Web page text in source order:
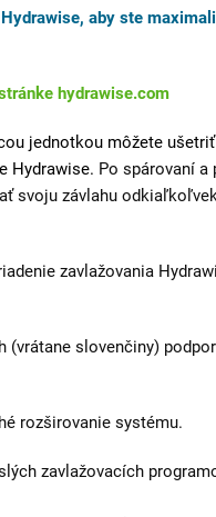
aby ste
hydrawise.com
jednotkou môžete ušetriť
Hydrawise. Po spárovaní a
svoju závlahu
zavlažovania
slovenčiny)
rozširovanie systému.
zavlažovacích